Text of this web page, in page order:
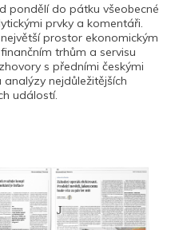
pondělí do pátku všeobecné
prvky a komentáři.
prostor ekonomickým
trhům a servisu
s předními českými
nejdůležitějších
událostí.